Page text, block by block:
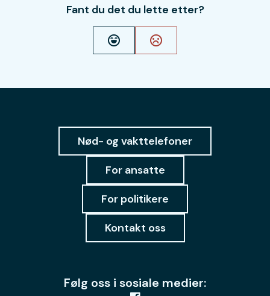
Fant du det du lette etter?
Ja Nei
Nød- og vakttelefoner
For ansatte
For politikere
Kontakt oss
Følg oss i sosiale medier: